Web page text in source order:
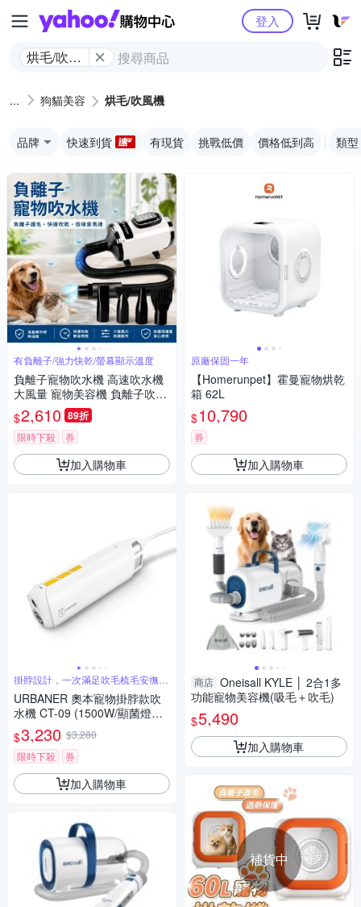
Yahoo購物中心
烘毛/吹風
登入
狗貓美容 烘毛/吹風機
品牌 快速到貨 有現貨 挑戰低價 價格低到高 類型
有負離子/強力快乾/螢幕顯示溫度
負離子寵物吹水機 高速吹水機
大風量 寵物美容機 負離子吹水
機 低噪音 寵物吹風機 美容用品
$2,610 89折
限時下殺 券
加入購物車
掛脖設計，一次滿足吹毛梳毛安撫毛
孩
URBANER 奧本寵物掛脖款吹
水機 CT-09 (1500W/顯菌燈觀
察皮膚/邊梳邊吹/超大風量/寵物
烘乾機/烘毛箱)
$3,230 $3,280
限時下殺
券
加入購物車
原廠保固一年
【Homerunpet】霍曼寵物烘乾
箱 62L
$10,790
券
加入購物車
商店 Oneisall KYLE │ 2合1多
功能寵物美容機(吸毛＋吹毛)
$5,490
加入購物車
補貨中